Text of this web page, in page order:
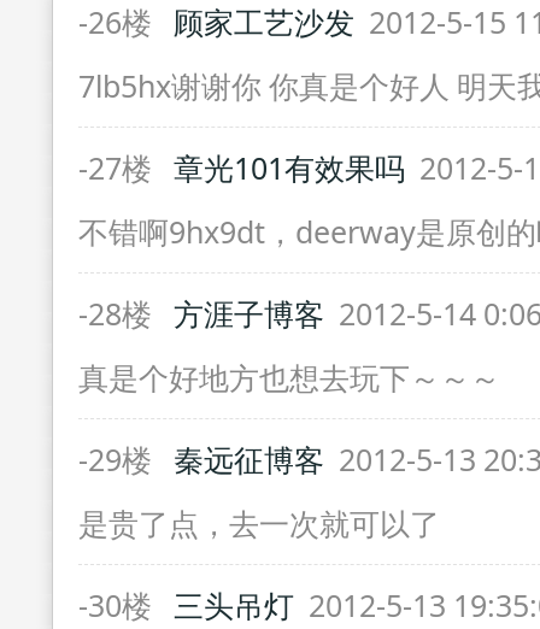
-26楼 顾家工艺沙发 2012-5-15
7lb5hx谢谢你 你真是个好人 明天
-27楼 章光101有效果吗 2012-5-
不错啊9hx9dt，deerway是原创
-28楼 方涯子博客 2012-5-14
真是个好地方也想去玩下～～～
-29楼 秦远征博客 2012-5-13
是贵了点，去一次就可以了
-30楼 三头吊灯 2012-5-13